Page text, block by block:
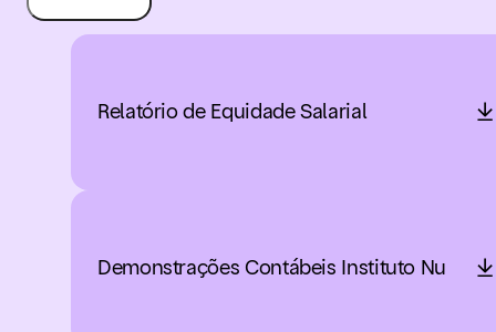
Relatório de Equidade Salarial
Demonstrações Contábeis Instituto Nu